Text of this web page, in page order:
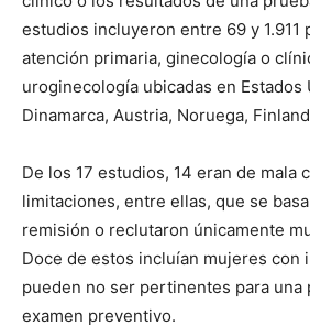
estudios incluyeron entre 69 y 1.911
atención primaria, ginecología o
uroginecología ubicadas en Estados
Dinamarca, Austria, Noruega,
De los 17 estudios, 14 eran de mala
limitaciones, entre ellas, que se
remisión o reclutaron únicamente
Doce de estos incluían mujeres con
pueden no ser pertinentes para una
examen preventivo.